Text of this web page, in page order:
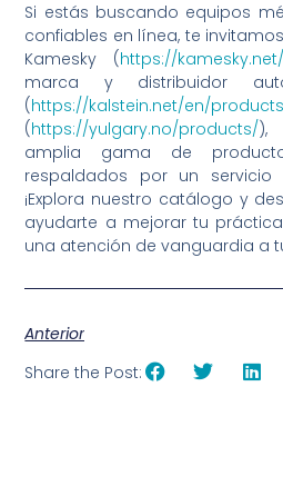
Si estás buscando equipos
confiables en línea, te
Kamesky (https://
marca y distribuidor
(https://kalstein.net/en/
(https://yulgary.no/products/),
amplia gama de
respaldados por un servicio
¡Explora nuestro catálogo y
ayudarte a mejorar tu
una atención de vanguardia a
Anterior
Share the Post: